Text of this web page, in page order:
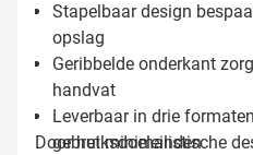
Stapelbaar design
opslag
Geribbelde onderkant
handvat
Leverbaar in drie
gebruiksdoeleinden
Door het minimalistische